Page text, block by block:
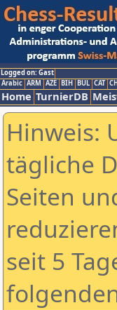
Logged on: Gast
Arabic ARM AZE BIH BUL CAT
Home TurnierDB
Hinweis:
tägliche
Seiten
seit 5